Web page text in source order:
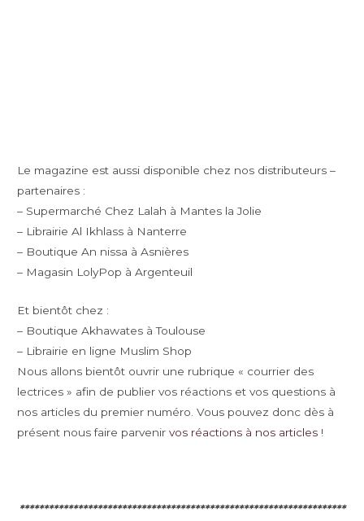
Le magazine est aussi disponible chez nos distributeurs –
partenaires :
– Supermarché Chez Lalah à Mantes la Jolie
– Librairie Al Ikhlass à Nanterre
– Boutique An nissa à Asnières
– Magasin LolyPop à Argenteuil
Et bientôt chez :
– Boutique Akhawates à Toulouse
– Librairie en ligne Muslim Shop
Nous allons bientôt ouvrir une rubrique « courrier des
lectrices » afin de publier vos réactions et vos questions à
nos articles du premier numéro. Vous pouvez donc dès à
présent nous faire parvenirvos réactions à nos articles !
*******************************************************************